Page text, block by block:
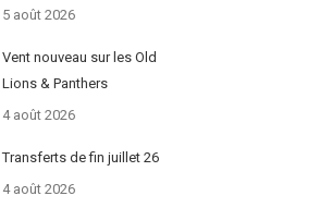
5 août 2026
Vent nouveau sur les Old
Lions & Panthers
4 août 2026
Transferts de fin juillet 26
4 août 2026